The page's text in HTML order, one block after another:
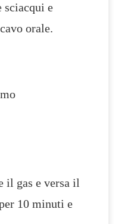
sciacqui e
orale.
il gas e versa il
10 minuti e